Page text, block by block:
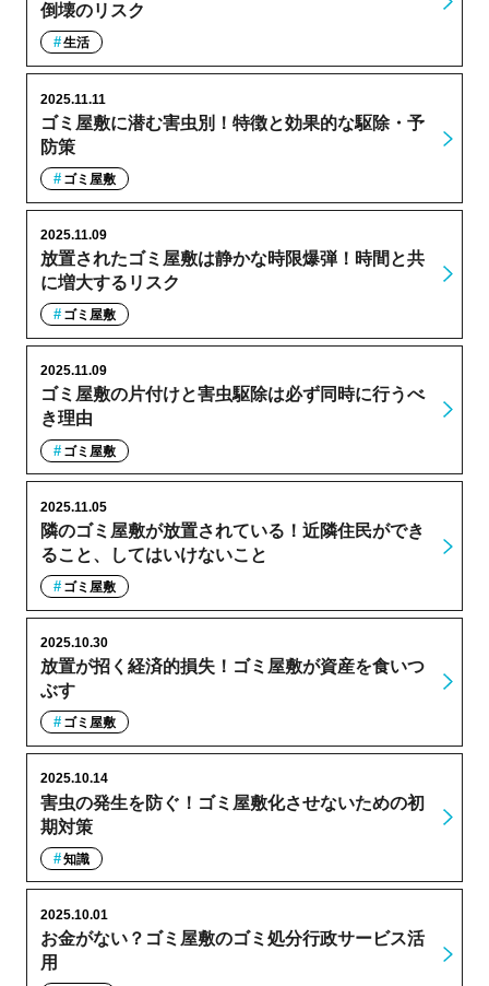
倒壊のリスク
生活
ゴミ屋敷に潜む害虫別！特徴と効果的な駆除・予
防策
2025.11.11
ゴミ屋敷
放置されたゴミ屋敷は静かな時限爆弾！時間と共
に増大するリスク
2025.11.09
ゴミ屋敷
ゴミ屋敷の片付けと害虫駆除は必ず同時に行うべ
き理由
2025.11.09
ゴミ屋敷
隣のゴミ屋敷が放置されている！近隣住民ができ
ること、してはいけないこと
2025.11.05
ゴミ屋敷
放置が招く経済的損失！ゴミ屋敷が資産を食いつ
ぶす
2025.10.30
ゴミ屋敷
害虫の発生を防ぐ！ゴミ屋敷化させないための初
期対策
2025.10.14
知識
お金がない？ゴミ屋敷のゴミ処分行政サービス活
用
2025.10.01